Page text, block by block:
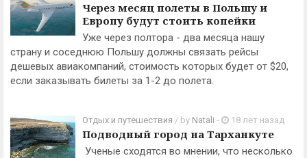
Через месяц полеты в Польшу и
Европу будут стоить копейки
Уже через полтора - два месяца нашу
страну и соседнюю Польшу должны связать рейсы
дешевых авиакомпаний, стоимость которых будет от $20,
если заказывать билеты за 1-2 до полета.
Отдых и путешествия / by Natali - 18 лет назад
Подводный город на Тарханкуте
Ученые сходятся во мнении, что несколько